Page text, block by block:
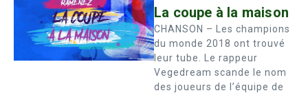
La coupe à la maison
CHANSON – Les champions
du monde 2018 ont trouvé
leur tube. Le rappeur
Vegedream scande le nom
des joueurs de l’équipe de